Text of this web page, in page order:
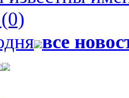
(0)
все